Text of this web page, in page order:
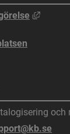
Länk
och